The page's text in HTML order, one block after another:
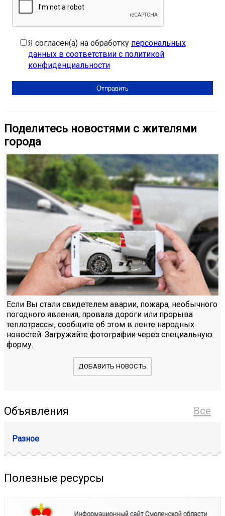
Я согласен(а) на обработку персональных
данных в соответствии с политикой
конфиденциальности
Поделитесь новостями с жителями
города
Если Вы стали свидетелем аварии, пожара, необычного
погодного явления, провала дороги или прорыва
теплотрассы, сообщите об этом в ленте народных
новостей. Загружайте фотографии через специальную
форму.
ДОБАВИТЬ НОВОСТЬ
Все
Объявления
Разное
Полезные ресурсы